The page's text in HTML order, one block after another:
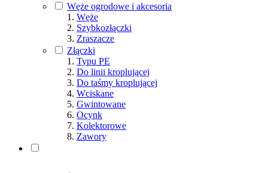
Węże ogrodowe i akcesoria
Węże
Szybkozłączki
Zraszacze
Złączki
Typu PE
Do linii kroplującej
Do taśmy kroplującej
Wciskane
Gwintowane
Ocynk
Kolektorowe
Zawory